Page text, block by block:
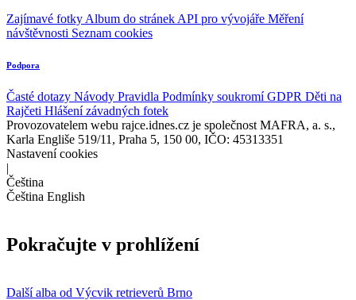
Zajímavé fotky Album do stránek API pro vývojáře Měření
návštěvnosti Seznam cookies
Podpora
Časté dotazy Návody Pravidla Podmínky soukromíGDPR Děti na
Rajčeti Hlášení závadných fotek
Provozovatelem webu rajce.idnes.cz je společnost MAFRA, a. s.,
Karla Engliše 519/11, Praha 5, 150 00, IČO: 45313351
Nastavení cookies
|
Čeština
Čeština English
Pokračujte v prohlížení
Další alba od Výcvik retrieverů Brno